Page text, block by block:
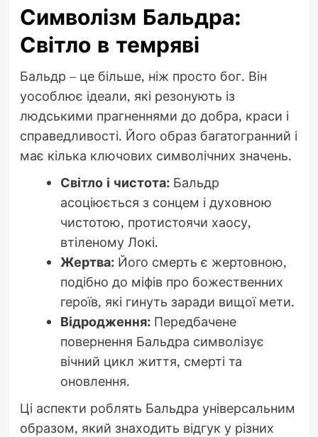
Символізм Бальдра:
Світло в темряві
Бальдр – це більше, ніж просто бог. Він
уособлює ідеали, які резонують із
людськими прагненнями до добра, краси і
справедливості. Його образ багатогранний і
має кілька ключових символічних значень.
Світло і чистота:Бальдр
асоціюється з сонцем і духовною
чистотою, протистоячи хаосу,
втіленому Локі.
Жертва:Його смерть є жертовною,
подібно до міфів про божественних
героїв, які гинуть заради вищої мети.
Відродження:Передбачене
повернення Бальдра символізує
вічний цикл життя, смерті та
оновлення.
Ці аспекти роблять Бальдра універсальним
образом, який знаходить відгук у різних